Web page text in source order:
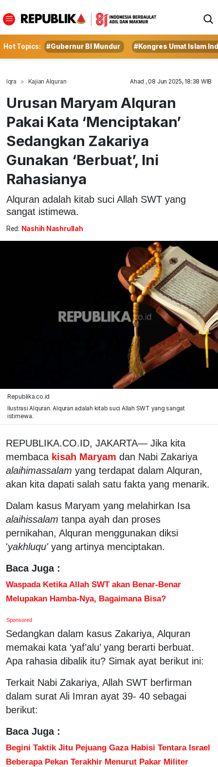
Hot Topics: #Gubernur BI Mundur #Kongres Umat Islam
Iqra Kajian Alquran Ahad , 08 Jun 2025, 18:38 WIB
Urusan Maryam Alquran
Pakai Kata ‘Menciptakan’
Sedangkan Zakariya
Gunakan ‘Berbuat’, Ini
Rahasianya
Alquran adalah kitab suci Allah SWT yang
sangat istimewa.
Red: Nashih Nashrullah
Republika.co.id
Ilustrasi Alquran. Alquran adalah kitab suci Allah SWT yang sangat
istimewa.
REPUBLIKA.CO.ID, JAKARTA— Jika kita
membaca kisah Maryam dan Nabi Zakariya
alaihimassalam yang terdapat dalam Alquran,
akan kita dapati salah satu fakta yang menarik.
Dalam kasus Maryam yang melahirkan Isa
alaihissalam tanpa ayah dan proses
pernikahan, Alquran menggunakan diksi
'yakhluqu'yang artinya menciptakan.
Baca Juga :
Waspada Ketika Allah SWT akan Benar-Benar
Melupakan Hamba-Nya, Bagaimana Bisa?
Sponsored
Sedangkan dalam kasus Zakariya, Alquran
memakai kata ‘yaf’alu’ yang berarti berbuat.
Apa rahasia dibalik itu? Simak ayat berikut ini:
Terkait Nabi Zakariya, Allah SWT berfirman
dalam surat Ali Imran ayat 39- 40 sebagai
berikut:
Baca Juga :
Begini Taktik Jitu Pejuang Gaza Habisi Tentara Israel
Beberapa Pekan Terakhir Menurut Pakar Militer